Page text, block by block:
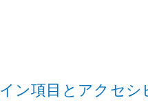
ン項目とアクセシ